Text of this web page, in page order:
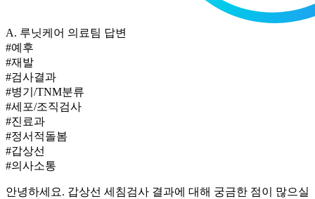
A. 루닛케어 의료팀 답변
#예후
#재발
#검사결과
#병기/TNM분류
#세포/조직검사
#진료과
#정서적돌봄
#갑상선
#의사소통
안녕하세요. 갑상선 세침검사 결과에 대해 궁금한 점이 많으실